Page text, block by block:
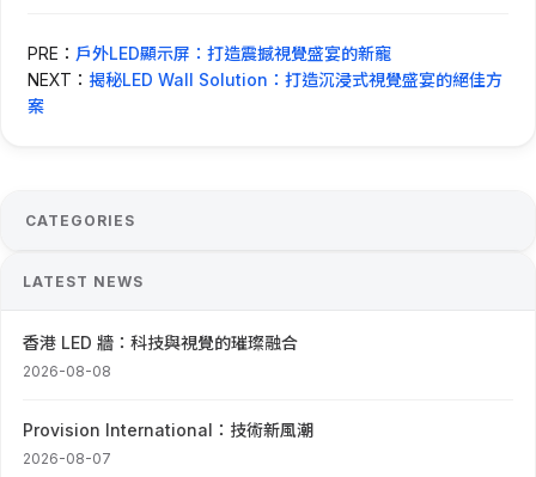
PRE： 戶外LED顯示屏：打造震撼視覺盛宴的新寵
NEXT： 揭秘LED Wall Solution：打造沉浸式視覺盛宴的絕佳方
案
CATEGORIES
LATEST NEWS
香港 LED 牆：科技與視覺的璀璨融合
2026-08-08
Provision International：技術新風潮
2026-08-07